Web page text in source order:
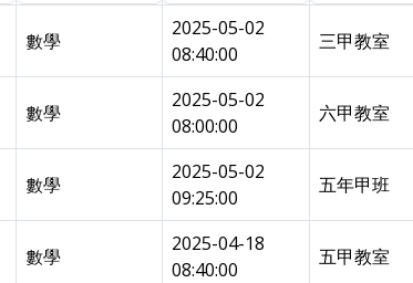
數學
2025-05-02
08:40:00
三甲教室
數學
2025-05-02
08:00:00
六甲教室
數學
2025-05-02
09:25:00
五年甲班
數學
2025-04-18
08:40:00
五甲教室